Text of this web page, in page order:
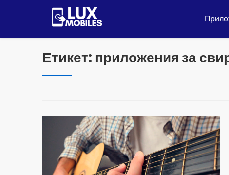
Етикет: приложения за